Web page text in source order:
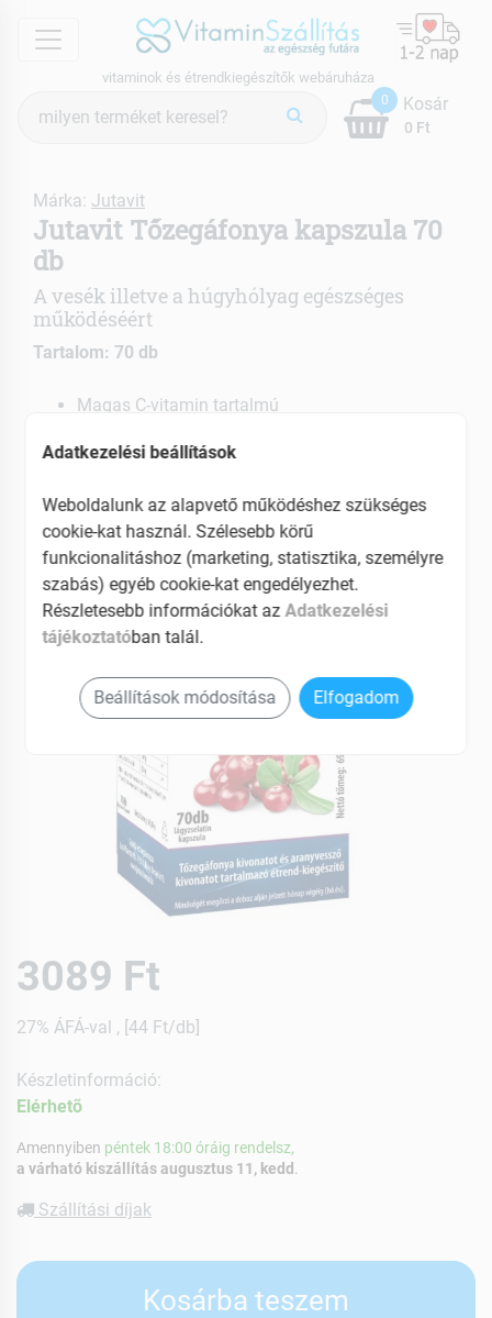
menu
vitaminok és étrendkiegészítők webáruháza
keresés
0
0 Ft
Kosár
Márka: Jutavit
Jutavit Tőzegáfonya kapszula 70
db
A vesék illetve a húgyhólyag egészséges
működéséért
Tartalom: 70 db
Magas C-vitamin tartalmú
Húgyúti fertőzések megelőzésére
EAN: 5999882716732
3089 Ft
27% ÁFÁ-val , [44 Ft/db]
Készletinformáció:
Elérhetõ
Amennyiben péntek 18:00 óráig rendelsz,
a várható kiszállítás augusztus 11, kedd
Szállítási díjak
Kosárba teszem
Adatkezelési beállítások
Weboldalunk az alapvető működéshez szükséges
cookie-kat használ. Szélesebb körű
funkcionalitáshoz (marketing, statisztika, személyre
szabás) egyéb cookie-kat engedélyezhet.
Részletesebb információkat azAdatkezelési
tájékoztatóban talál.
Beállítások módosítása Elfogadom